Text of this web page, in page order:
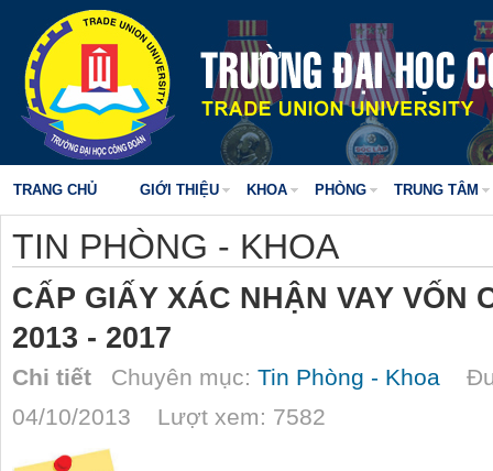
TRANG CHỦ GIỚI THIỆU KHOA PHÒNG TRUNG TÂM
TIN PHÒNG - KHOA
CẤP GIẤY XÁC NHẬN VAY VỐN
2013 - 2017
Chi tiết Chuyên mục: Tin Phòng - Khoa
04/10/2013 Lượt xem: 7582